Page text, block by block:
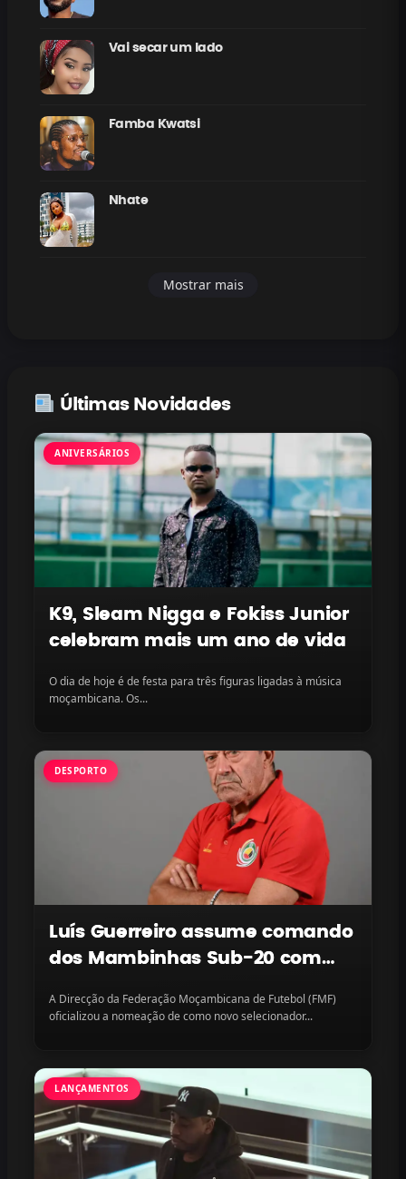
Vai secar um lado
Famba Kwatsi
Nhate
Mostrar mais
Últimas Novidades
ANIVERSÁRIOS
K9, Sleam Nigga e Fokiss Junior
celebram mais um ano de vida
O dia de hoje é de festa para três figuras ligadas à música
moçambicana. Os...
DESPORTO
Luís Guerreiro assume comando
dos Mambinhas Sub-20 com
A Direcção da Federação Moçambicana de Futebol (FMF)
oficializou a nomeação de como novo selecionador...
LANÇAMENTOS